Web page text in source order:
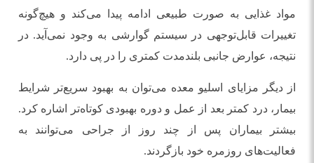
مواد غذایی به صورت طبیعی ادامه پیدا می‌کند و هیچ‌گونه
تغییرات قابل‌توجهی در سیستم گوارشی به وجود نمی‌آید. در
نتیجه، عوارض جانبی بلندمدت کمتری را در پی دارد.
از دیگر مزایای اسلیو معده می‌توان به بهبود سریع‌تر شرایط
بیمار، درد کمتر بعد از عمل و دوره بهبودی کوتاه‌تر اشاره کرد.
بیشتر بیماران پس از چند روز از جراحی می‌توانند به
فعالیت‌های روزمره خود بازگردند.